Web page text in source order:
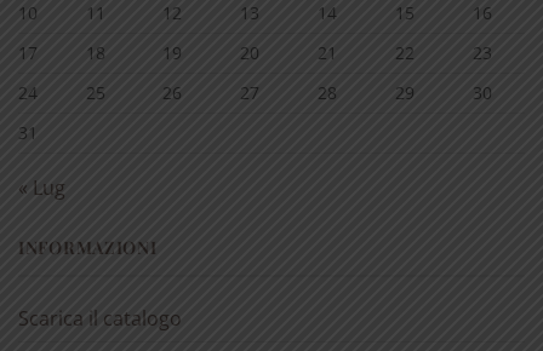
10 11 12 13 14 15
16
17
18 19 20 21 22
23
24
25 26 27 28 29
30
31
« Lug
INFORMAZIONI
Scarica il catalogo